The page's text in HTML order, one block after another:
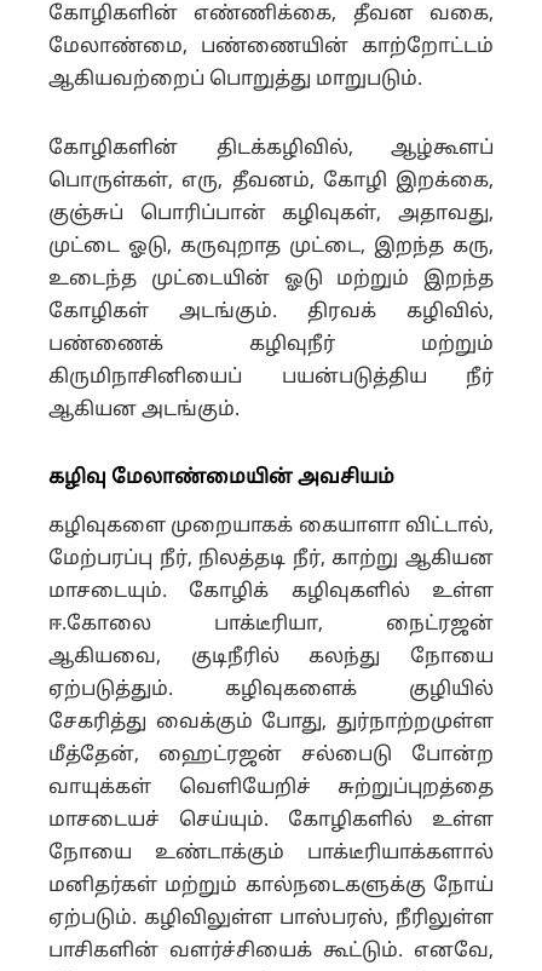
கோழிகளின் எண்ணிக்கை, தீவன வகை,
மேலாண்மை, பண்ணையின் காற்றோட்டம்
ஆகியவற்றைப் பொறுத்து மாறுபடும்.
கோழிகளின் திடக்கழிவில், ஆழ்கூளப்
பொருள்கள், எரு, தீவனம், கோழி இறக்கை,
குஞ்சுப் பொரிப்பான் கழிவுகள், அதாவது,
முட்டை ஓடு, கருவுறாத முட்டை, இறந்த கரு,
உடைந்த முட்டையின் ஓடு மற்றும் இறந்த
கோழிகள் அடங்கும். திரவக் கழிவில்,
பண்ணைக் கழிவுநீர் மற்றும்
கிருமிநாசினியைப் பயன்படுத்திய நீர்
ஆகியன அடங்கும்.
கழிவு மேலாண்மையின் அவசியம்
கழிவுகளை முறையாகக் கையாளா விட்டால்,
மேற்பரப்பு நீர், நிலத்தடி நீர், காற்று ஆகியன
மாசடையும். கோழிக் கழிவுகளில் உள்ள
ஈ.கோலை பாக்டீரியா, நைட்ரஜன்
ஆகியவை, குடிநீரில் கலந்து நோயை
ஏற்படுத்தும். கழிவுகளைக் குழியில்
சேகரித்து வைக்கும் போது, துர்நாற்றமுள்ள
மீத்தேன், ஹைட்ரஜன் சல்பைடு போன்ற
வாயுக்கள் வெளியேறிச் சுற்றுப்புறத்தை
மாசடையச் செய்யும். கோழிகளில் உள்ள
நோயை உண்டாக்கும் பாக்டீரியாக்களால்
மனிதர்கள் மற்றும் கால்நடைகளுக்கு நோய்
ஏற்படும். கழிவிலுள்ள பாஸ்பரஸ், நீரிலுள்ள
பாசிகளின் வளர்ச்சியைக் கூட்டும். எனவே,